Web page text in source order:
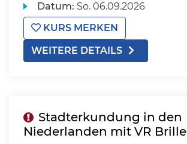
Datum: So. 06.09.2026
KURS MERKEN
WEITERE DETAILS
Stadterkundung in den
Niederlanden mit VR Brille